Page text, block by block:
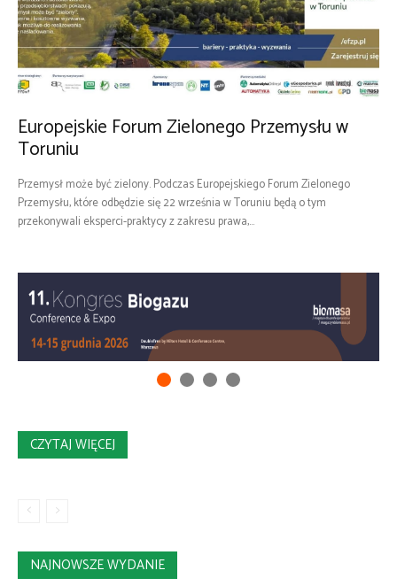
Europejskie Forum Zielonego Przemysłu w
Toruniu
Przemysł może być zielony. Podczas Europejskiego Forum Zielonego
Przemysłu, które odbędzie się 22 września w Toruniu będą o tym
przekonywali eksperci-praktycy z zakresu prawa,...
CZYTAJ WIĘCEJ
NAJNOWSZE WYDANIE